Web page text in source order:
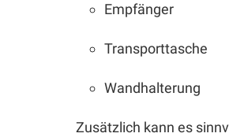
Empfänger
Transporttasche
Wandhalterung
Zusätzlich kann es